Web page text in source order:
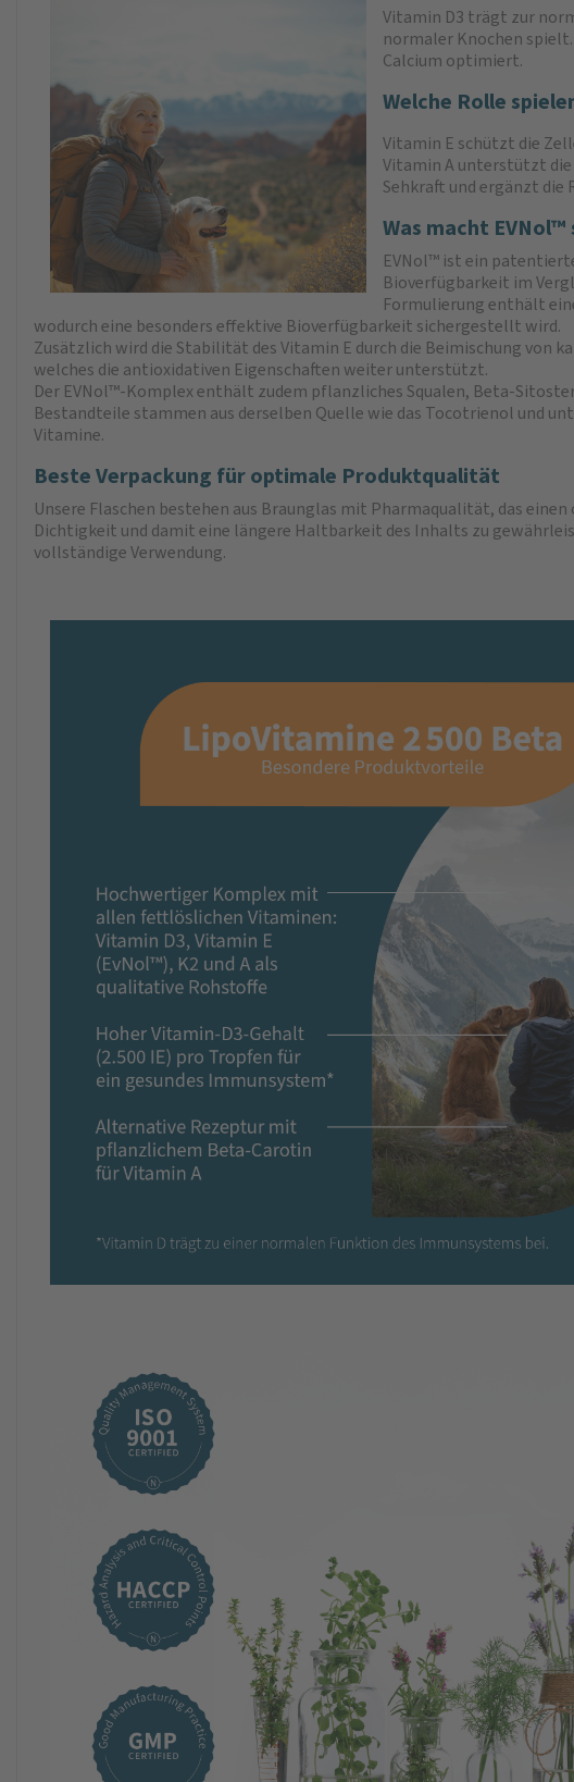
Vitamin D3 trägt zur
normaler Knochen
Calcium optimiert.
Welche Rolle
Vitamin E schützt die
Vitamin A unterstützt
Sehkraft und ergänzt die
Was macht EVNol™
EVNol™ ist ein
Bioverfügbarkeit im
Formulierung enthält
wodurch eine besonders effektive Bioverfügbarkeit sichergestellt wird.
Zusätzlich wird die Stabilität des Vitamin E durch die Beimischung
welches die antioxidativen Eigenschaften weiter unterstützt.
Der EVNol™-Komplex enthält zudem pflanzliches Squalen, Beta-
Bestandteile stammen aus derselben Quelle wie das Tocotrienol und
Vitamine.
Beste Verpackung für optimale Produktqualität
Unsere Flaschen bestehen aus Braunglas mit Pharmaqualität, das
Dichtigkeit und damit eine längere Haltbarkeit des Inhalts zu
vollständige Verwendung.